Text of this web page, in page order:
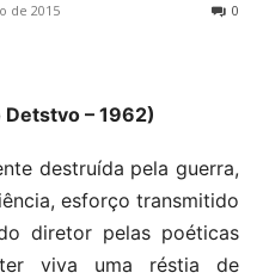
de 2015 0
Detstvo – 1962)
destruída pela guerra,
esforço transmitido
diretor pelas poéticas
viva uma réstia de